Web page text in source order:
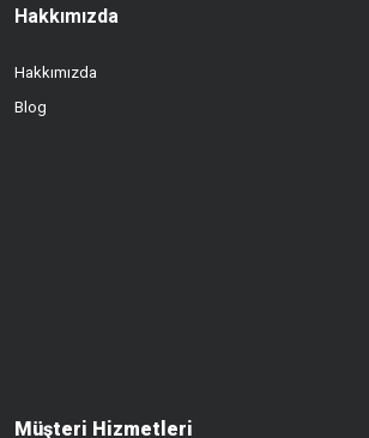
Hakkımızda
Hakkımızda
Blog
Müşteri Hizmetleri